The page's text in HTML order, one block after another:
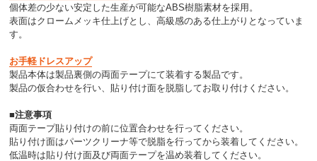
個体差の少ない安定した生産が可能なABS樹脂素材を採用。
表面はクロームメッキ仕上げとし、高級感のある仕上がりとなっていま
す。
お手軽ドレスアップ
製品本体は製品裏側の両面テープにて装着する製品です。
製品の仮合わせを行い、貼り付け面を脱脂してお取り付けください。
■注意事項
両面テープ貼り付けの前に位置合わせを行ってください。
貼り付け面はパーツクリーナ等で脱脂を行ってから装着してください。
低温時は貼り付け面及び両面テープを温め装着してください。